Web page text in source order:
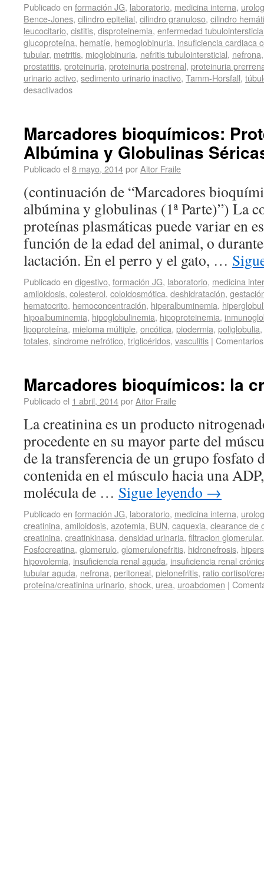
Publicado en formación JG, laboratorio, medicina interna,
Bence-Jones, cilindro epitelial, cilindro granuloso, cilindro
leucocitario, cistitis, disproteinemia, enfermedad
glucoproteína, hematíe, hemoglobinuria, insuficiencia cardiaca
tubular, metritis, mioglobinuria, nefritis tubulointersticial, nefrona
prostatitis, proteinuria, proteinuria postrenal, proteinuria
urinario activo, sedimento urinario inactivo, Tamm-Horsfall,
desactivados
Marcadores bioquímicos:
Albúmina y Globulinas
Publicado el 8 mayo, 2014porAitor Fraile
(continuación de “Marcadores
albúmina y globulinas (1ª Parte)”) La
proteínas plasmáticas puede variar en
función de la edad del animal, o
lactación. En el perro y el gato, …
Publicado en digestivo, formación JG, laboratorio, medicina
amiloidosis, colesterol, coloidosmótica, deshidratación,
hematocrito, hemoconcentración, hiperalbuminemia,
hipoalbuminemia, hipoglobulinemia, hipoproteinemia,
lipoproteína, mieloma múltiple, oncótica, piodermia, poliglobulia,
totales, síndrome nefrótico, triglicéridos, vasculitis |
Marcadores bioquímicos: la
Publicado el 1 abril, 2014porAitor Fraile
La creatinina es un producto
procedente en su mayor parte del
de la transferencia de un grupo fosfato
contenida en el músculo hacia una
molécula de … Sigue leyendo →
Publicado en formación JG, laboratorio, medicina interna,
creatinina, amiloidosis, azotemia, BUN, caquexia, clearance de
creatinina, creatinkinasa, densidad urinaria, filtracion glomerular
Fosfocreatina, glomerulo, glomerulonefritis, hidronefrosis,
hipovolemia, insuficiencia renal aguda, insuficiencia renal
tubular aguda, nefrona, peritoneal, pielonefritis, ratio cortisol/
proteína/creatinina urinario, shock, urea, uroabdomen |